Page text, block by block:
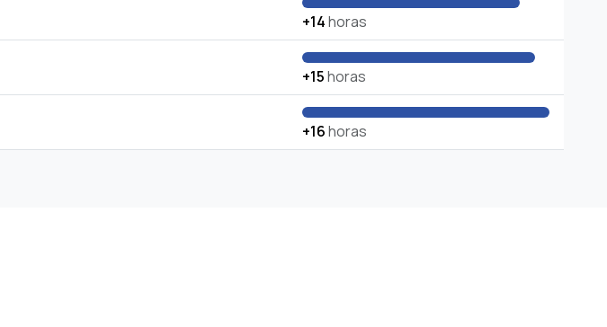
+14horas
+15horas
+16horas